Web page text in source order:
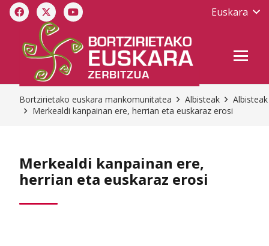
Euskara
Bortzirietako euskara mankomunitatea Albisteak
Albisteak
Merkealdi kanpainan ere, herrian eta euskaraz erosi
Merkealdi kanpainan ere,
herrian eta euskaraz erosi